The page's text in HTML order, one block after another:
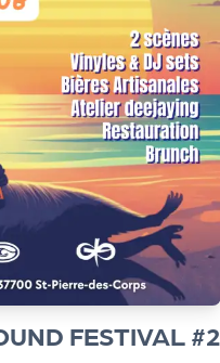
FESTIVAL #2